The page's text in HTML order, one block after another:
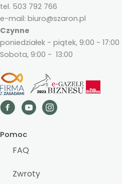
tel. 503 792 766
e-mail: biuro@szaron.pl
Czynne
poniedziałek - piątek, 9:00 - 17:00
Sobota, 9:00 - 13:00
Pomoc
FAQ
Zwroty